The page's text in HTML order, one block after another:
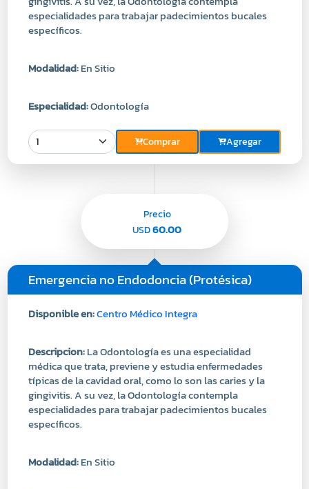
Modalidad:En Sitio
Especialidad:Odontología
Comprar
Emergencia no Endodoncia (Protésica)
Disponible en: Centro Médico Integra
Descripcion:La Odontología es una especialidad
gingivitis. A su vez, la Odontología contempla
especialidades para trabajar padecimientos bucales
específicos.
Modalidad:En Sitio
Especialidad:Odontología
60.00